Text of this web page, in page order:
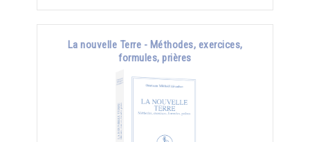
La nouvelle Terre - Méthodes, exercices,
formules, prières